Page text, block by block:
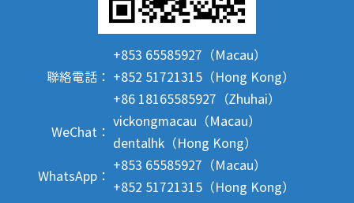
聯絡電話：
+853 65585927（Macau）
+852 51721315（Hong Kong）
+86 18165585927（Zhuhai）
WeChat：
vickongmacau（Macau）
dentalhk（Hong Kong）
WhatsApp：
+853 65585927（Macau）
+852 51721315（Hong Kong）